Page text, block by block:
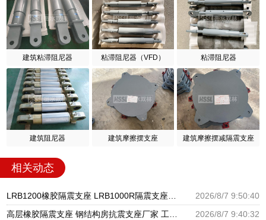
建筑粘滞阻尼器 粘滞阻尼器（VFD） 粘滞阻尼器
建筑阻尼器 建筑摩擦摆支座 建筑摩擦摆减隔震支座
相关动态
2026/8/7 9:50:40
2026/8/7 9:40:32